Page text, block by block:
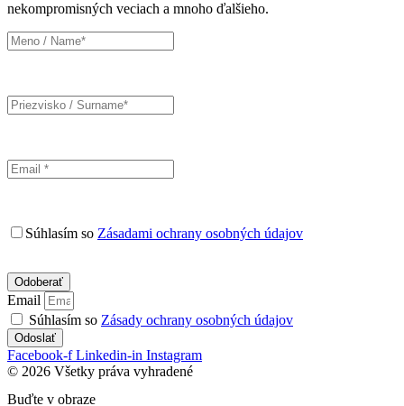
nekompromisných veciach a mnoho ďalšieho.
Súhlasím so Zásadami ochrany osobných údajov
Email
Súhlasím so Zásady ochrany osobných údajov
Odoslať
Facebook-f Linkedin-in Instagram
© 2026 Všetky práva vyhradené
Buďte v obraze